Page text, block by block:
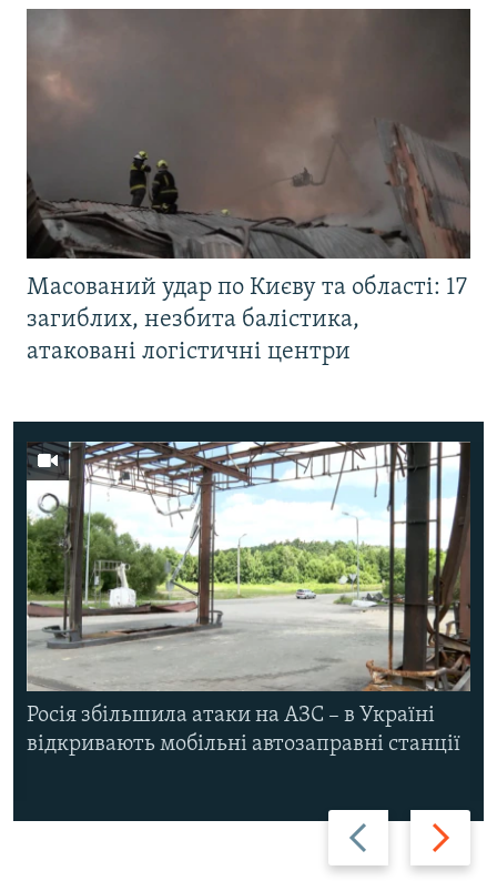
Масований удар по Києву та області: 17
загиблих, незбита балістика,
атаковані логістичні центри
Назад Вперед
Росія збільшила атаки на АЗС – в Україні
відкривають мобільні автозаправні станції